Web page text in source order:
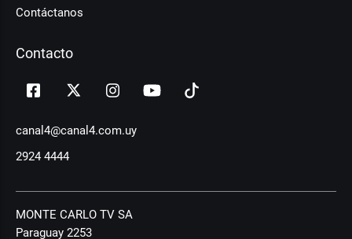
Contáctanos
Contacto
canal4@canal4.com.uy
2924 4444
MONTE CARLO TV SA
Paraguay 2253